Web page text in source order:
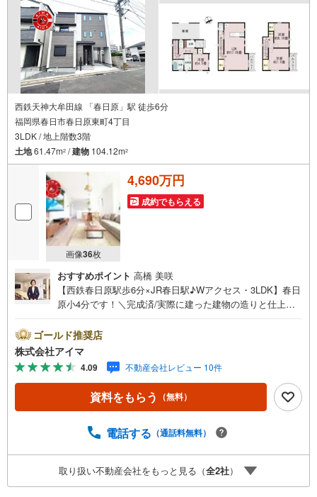
西鉄天神大牟田線 「春日原」駅 徒歩6分
福岡県春日市春日原東町4丁目
3LDK / 地上階数3階
土地61.47m2 /建物 104.12m2
画像36枚
4,690万円
成約でもらえる
おすすめポイント 高橋 美咲
【西鉄春日原駅歩6分×JR春日駅♪Wアクセス・3LDK】春日
原小4分です！＼完成済/実際に建った建物の造りと仕上が
りは3LDK・LDK15帖以上。土地約19坪・延床約31坪と、暮
らしの広さを数字でご確認いただけます。■省エネ性能光熱
費と快適さに配慮した仕様です。熱を伝えにくい複層ガラ
ス。24時間換気で空気を循環。高効率給湯器エコジョー
ズ。■アイマのサポートアイマは福岡の新築一戸建て・マン
ションの専門店です大手ネット銀行はじめ多数の金融機関
OK/ご自宅・最寄り駅まで送迎無料/オンライン相談OK「見
が難しいと言われた方、転職後で審査にご不安の方もご相
談ください■ご見学についてご見学のご予約は前日までにい
ただければ調整しやすく、当日でも空きがあればご案内で
ゴールド推奨店
株式会社アイマ
4.09 不動産会社レビュー 10件
資料をもらう （無料）
電話する （通話料無料）
取り扱い不動産会社をもっと見る（全2社）